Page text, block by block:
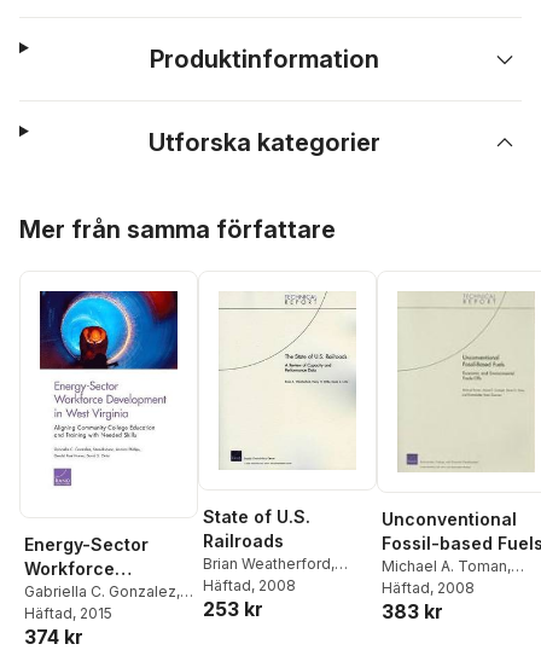
Produktinformation
Utforska kategorier
Mer från samma författare
Energy-Sector
Workforce
Development in
West Virginia
Gabriella C. Gonzalez,
Sean Robson
Phillips,
Häftad, 2015
374 kr
State of U.S.
Railroads
Brian Weatherford,
Henry H. Willis
Ortiz
Häftad, 2008
253 kr
Unconventional
Fossil-based
Michael A. Toman,
Aimee E. Curtright
David S. Ortiz
Häftad, 2008
383 kr